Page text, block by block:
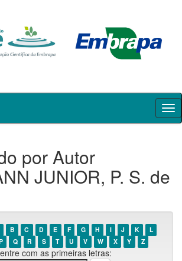
por Autor
JUNIOR, P. S. de
B C D E F G H I J K
L
Q R S T U V W X Y Z
com as primeiras letras: